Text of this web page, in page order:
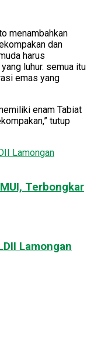
menambahkan
dan
harus
luhur. semua itu
emas yang
enam Tabiat
tutup
Lamongan
Terbongkar
Lamongan